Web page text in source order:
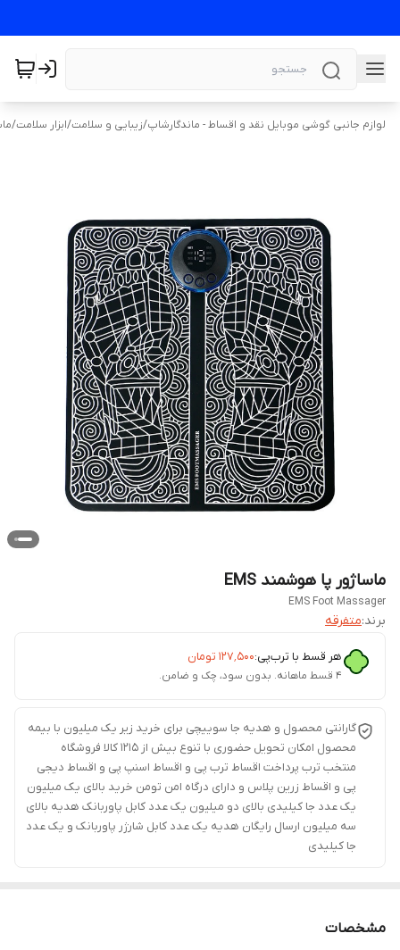
لوازم جانبی گوشی موبایل نقد و اقساط - ماندگارشاپ/زیبایی و سلامت/ابزار سلامت/
ماساژور پا هوشمند EMS
EMS Foot Massager
برند:متفرقه
هر قسط با ترب‌پی:۱۲۷٬۵۰۰ تومان
۴ قسط ماهانه. بدون سود، چک و ضامن.
گارانتی محصول و هدیه جا سوییچی برای خرید زیر یک میلیون با بیمه
محصول امکان تحویل حضوری با تنوع بیش از 1215 کالا فروشگاه
منتخب ترب پرداخت اقساط ترب پی و اقساط اسنپ پی و اقساط دیجی
پی و اقساط زرین پلاس و دارای درگاه امن تومن خرید بالای یک میلیون
یک عدد جا کیلیدی بالای دو میلیون یک عدد کابل پاوربانک هدیه بالای
سه میلیون ارسال رایگان هدیه یک عدد کابل شارژر پاوربانک و یک عدد
جا کیلیدی
مشخصات